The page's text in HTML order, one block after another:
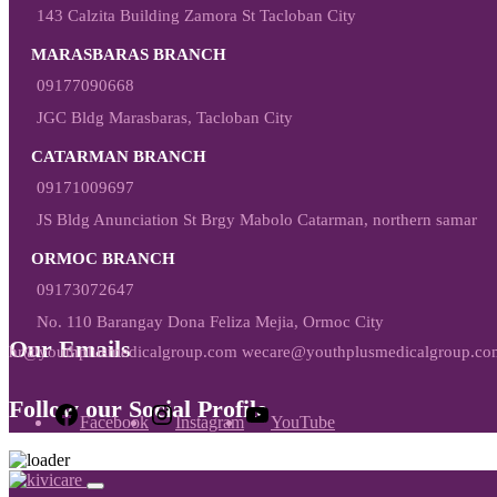
143 Calzita Building Zamora St Tacloban City
MARASBARAS BRANCH
09177090668
JGC Bldg Marasbaras, Tacloban City
CATARMAN BRANCH
09171009697
JS Bldg Anunciation St Brgy Mabolo Catarman, northern samar
ORMOC BRANCH
09173072647
No. 110 Barangay Dona Feliza Mejia, Ormoc City
Our Emails
hr@youthplusmedicalgroup.com
Follow our Social Profile
Facebook Instagram YouTube